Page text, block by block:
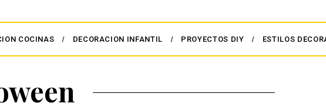
COCINAS DECORACION INFANTIL PROYECTOS DIY ESTILOS